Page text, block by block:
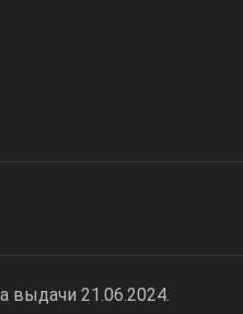
выдачи 21.06.2024.